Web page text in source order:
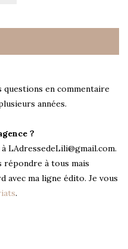
questions en commentaire
années.
?
LAdressedeLili@gmail.com.
répondre à tous mais
avec ma ligne édito. Je vous
.